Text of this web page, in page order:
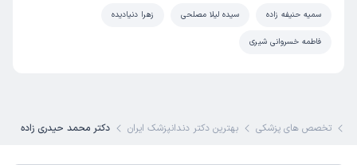
سمیه حنیفه زاده سیده لیلا مصلحی زهرا دنیادیده
فاطمه خسروانی شیری
تخصص های پزشکی بهترین دکتر دندانپزشک ایران دکتر محمد حیدری زاده